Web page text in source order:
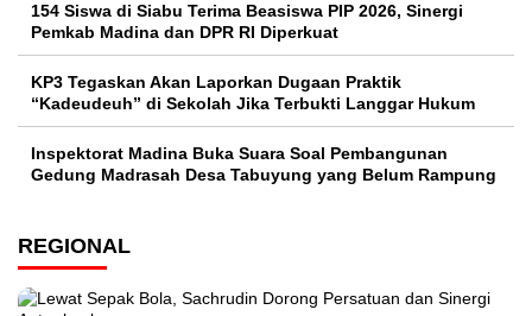
154 Siswa di Siabu Terima Beasiswa PIP 2026, Sinergi
Pemkab Madina dan DPR RI Diperkuat
KP3 Tegaskan Akan Laporkan Dugaan Praktik
“Kadeudeuh” di Sekolah Jika Terbukti Langgar Hukum
Inspektorat Madina Buka Suara Soal Pembangunan
Gedung Madrasah Desa Tabuyung yang Belum Rampung
REGIONAL